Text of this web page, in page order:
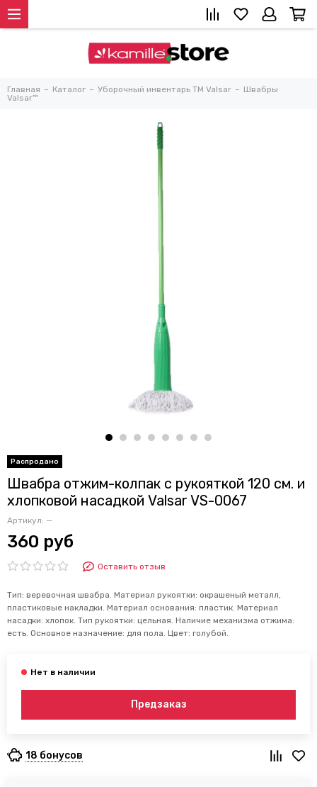
Главная Каталог Уборочный инвентарь TM Valsar
Швабры
Valsar™
Швабра отжим-колпак с рукояткой 120 см. и
хлопковой насадкой Valsar VS-0067
Артикул: —
360 руб
Оставить отзыв
Тип: веревочная швабра. Материал рукоятки: окрашеный металл,
пластиковые накладки. Материал основания: пластик. Материал
насадки: хлопок. Тип рукоятки: цельная. Наличие механизма отжима:
есть. Основное назначение: для пола. Цвет: голубой.
Предзаказ
18 бонусов